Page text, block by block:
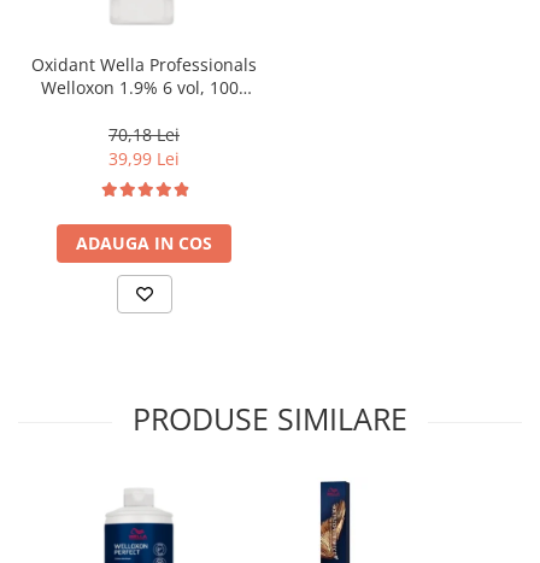
Oxidant Wella Professionals
Welloxon 1.9% 6 vol, 1000
70,18 Lei
39,99 Lei
ADAUGA IN COS
PRODUSE SIMILARE